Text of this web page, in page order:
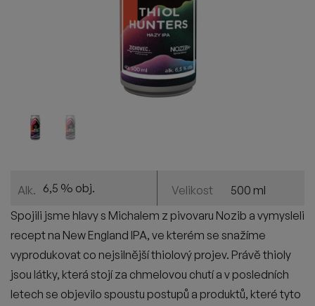
Alk. 6,5 % obj. Velikost
500 ml
Spojili jsme hlavy s Michalem z pivovaru Nozib a vymysleli
recept na New England IPA, ve kterém se snažíme
vyprodukovat co nejsilnější thiolový projev. Právě thioly
jsou látky, která stojí za chmelovou chutí a v posledních
letech se objevilo spoustu postupů a produktů, které tyto